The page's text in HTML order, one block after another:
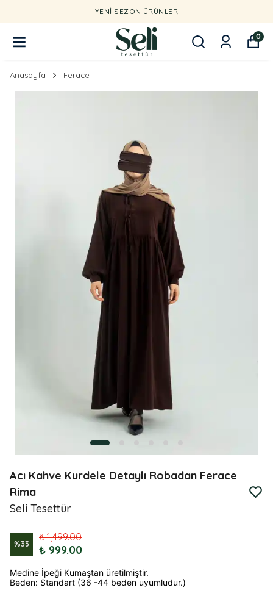
YENI SEZON ÜRÜNLER
0
Anasayfa Ferace
Acı Kahve Kurdele Detaylı Robadan Ferace
Rima
Seli Tesettür
%33
₺ 1,499.00
₺ 999.00
Medine İpeği Kumaştan üretilmiştir.
Beden: Standart (36 -44 beden uyumludur.)